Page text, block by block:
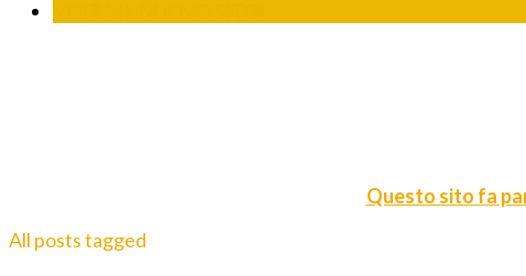
Questo sito fa
All posts tagged